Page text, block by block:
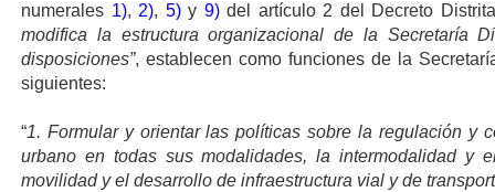
numerales 1), 2), 5)y 9)del artículo 2 del Decreto
modifica la estructura organizacional de la Secretaría
disposiciones”, establecen como funciones de la
siguientes:
“1. Formular y orientar las políticas sobre la regulación y
urbano en todas sus modalidades, la intermodalidad y
movilidad y el desarrollo de infraestructura vial y de